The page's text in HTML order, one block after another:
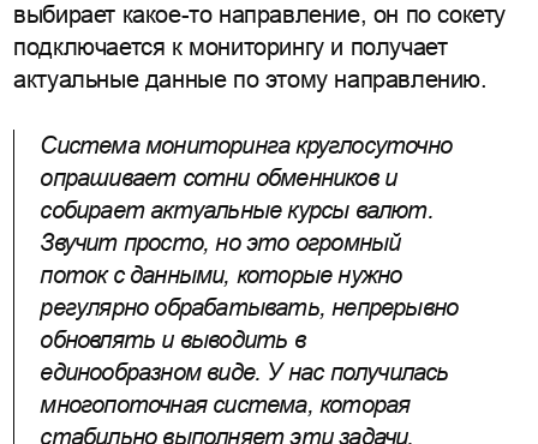
выбирает какое-то направление, он по сокету
подключается к мониторингу и получает
актуальные данные по этому направлению.
Система мониторинга круглосуточно
опрашивает сотни обменников и
собирает актуальные курсы валют.
Звучит просто, но это огромный
поток с данными, которые нужно
регулярно обрабатывать, непрерывно
обновлять и выводить в
единообразном виде. У нас получилась
многопоточная система, которая
стабильно выполняет эти задачи.